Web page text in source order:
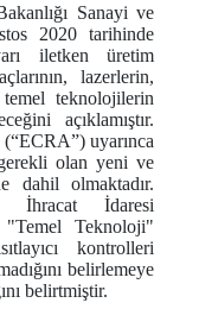
Sanayi ve
2020 tarihinde
iletken üretim
lazerlerin,
teknolojilerin
açıklamıştır.
uyarınca
olan yeni ve
dahil olmaktadır.
İhracat İdaresi
"Temel Teknoloji"
kontrolleri
belirlemeye
belirtmiştir.